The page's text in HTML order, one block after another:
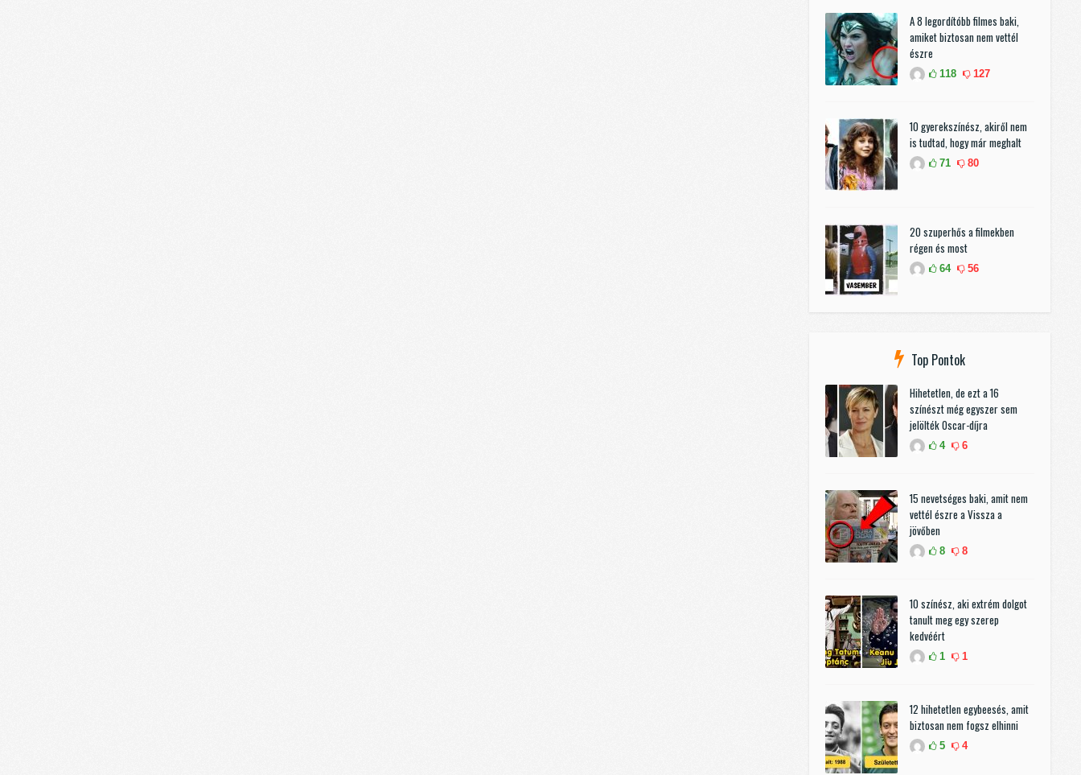
A 8 legordítóbb filmes baki,
amiket biztosan nem vettél
észre
118 127
10 gyerekszínész, akiről nem
is tudtad, hogy már meghalt
71 80
20 szuperhős a filmekben
régen és most
64 56
Top Pontok
Hihetetlen, de ezt a 16
színészt még egyszer sem
jelölték Oscar-díjra
4 6
15 nevetséges baki, amit nem
vettél észre a Vissza a
jövőben
8 8
10 színész, aki extrém dolgot
tanult meg egy szerep
kedvéért
1 1
12 hihetetlen egybeesés, amit
biztosan nem fogsz elhinni
5 4